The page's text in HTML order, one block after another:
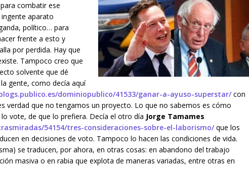
combatir ese
aparato
político… para
frente a esto y
por perdida. Hay que
Tampoco creo que
solvente que dé
gente, como decía aquí
dominiopublico/41533/ganar-a-ayuso-superstar/con
verdad que no tengamos un proyecto. Lo que no sabemos es cómo
vote, de que lo prefiera. Decía el otro día Jorge Tamames
54154/tres-consideraciones-sobre-el-laborismo/que los
en decisiones de voto. Tampoco lo hacen las condiciones de vida.
se traducen, por ahora, en otras cosas: en abandono del trabajo
masiva o en rabia que explota de maneras variadas, entre otras en